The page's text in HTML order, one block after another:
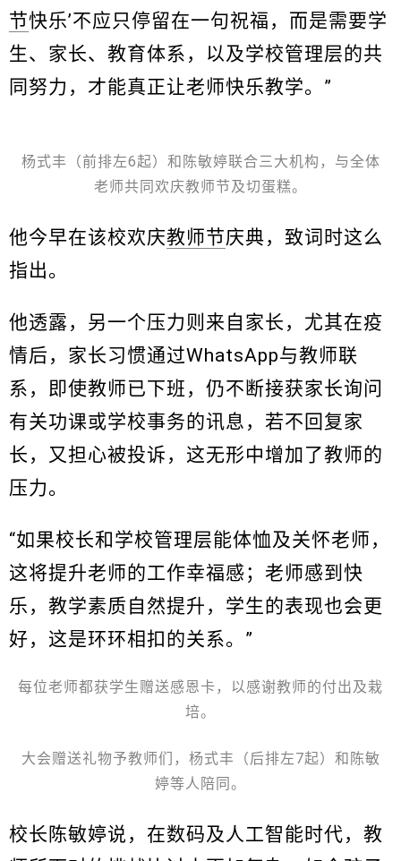
节快乐’不应只停留在一句祝福，而是需要学
生、家长、教育体系，以及学校管理层的共
同努力，才能真正让老师快乐教学。”
杨式丰（前排左6起）和陈敏婷联合三大机构，与全体
老师共同欢庆教师节及切蛋糕。
他今早在该校欢庆教师节庆典，致词时这么
指出。
他透露，另一个压力则来自家长，尤其在疫
情后，家长习惯通过WhatsApp与教师联
系，即使教师已下班，仍不断接获家长询问
有关功课或学校事务的讯息，若不回复家
长，又担心被投诉，这无形中增加了教师的
压力。
“如果校长和学校管理层能体恤及关怀老师，
这将提升老师的工作幸福感；老师感到快
乐，教学素质自然提升，学生的表现也会更
好，这是环环相扣的关系。”
每位老师都获学生赠送感恩卡，以感谢教师的付出及栽
培。
大会赠送礼物予教师们，杨式丰（后排左7起）和陈敏
婷等人陪同。
校长陈敏婷说，在数码及人工智能时代，教